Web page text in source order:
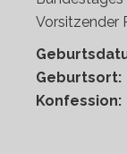
Vorsitzender
Geburtsort:
Konfession: